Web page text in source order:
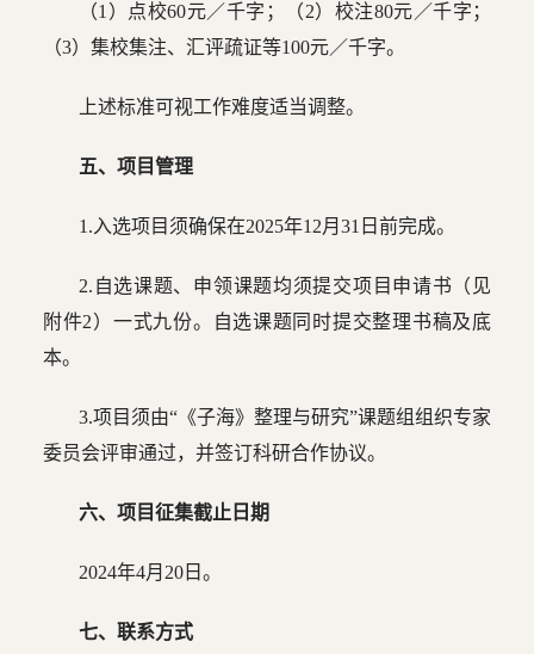
（1）点校60元／千字；（2）校注80元／千字；
（3）集校集注、汇评疏证等100元／千字。
上述标准可视工作难度适当调整。
五、项目管理
1.入选项目须确保在2025年12月31日前完成。
2.自选课题、申领课题均须提交项目申请书（见
附件2）一式九份。自选课题同时提交整理书稿及底
本。
3.项目须由“《子海》整理与研究”课题组组织专家
委员会评审通过，并签订科研合作协议。
六、项目征集截止日期
2024年4月20日。
七、联系方式